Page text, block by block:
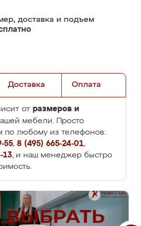
доставка и подъем
Доставка Оплата
от размеров и
мебели. Просто
по любому из телефонов:
55, 8 (495) 665-24-01,
13, и наш менеджер быстро